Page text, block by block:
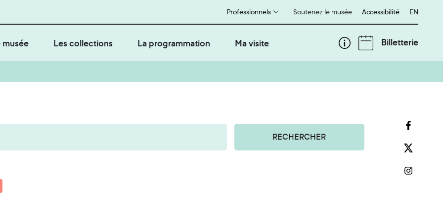
Soutenez le musée
Professionnels Accessibilité English
EN
musée Les collections La programmation Ma visite Billetterie
RECHERCHER